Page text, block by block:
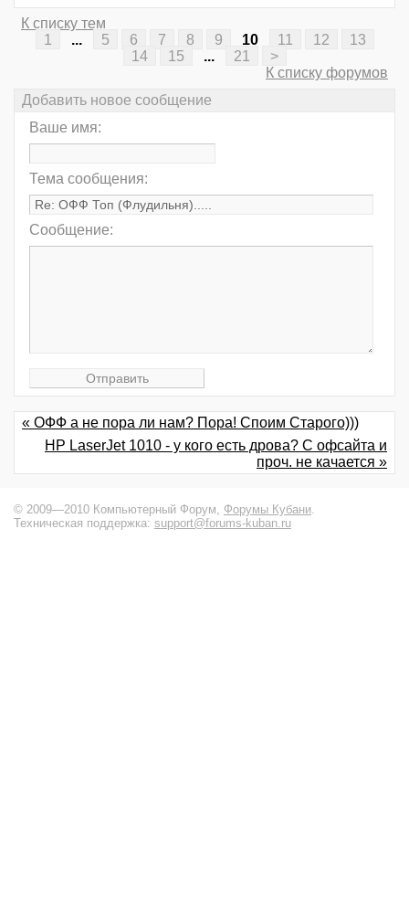
К списку тем
1
... 5 6 7 8 9 10 11 12
13
14
15 ... 21
>
К списку форумов
Добавить новое сообщение
Ваше имя:
Тема сообщения:
Сообщение:
« ОФФ а не пора ли нам? Пора! Споим Старого)))
HP LaserJet 1010 - у кого есть дрова? С офсайта и
проч. не качается »
© 2009—2010 Компьютерный Форум, Форумы Кубани.
Техническая поддержка: support@forums-kuban.ru